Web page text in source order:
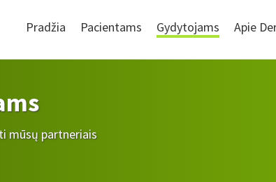
Pradžia Pacientams Gydytojams Apie
mūsų partneriais